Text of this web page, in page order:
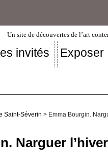
Un site de découvertes de l’art
invités Exposer
Saint-Séverin > Emma Bourgin.
Narguer l’hiver